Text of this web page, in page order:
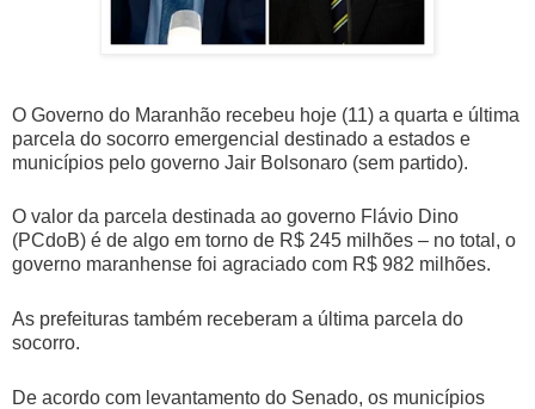
O Governo do Maranhão recebeu hoje (11) a quarta e última
parcela do socorro emergencial destinado a estados e
municípios pelo governo Jair Bolsonaro (sem partido).
O valor da parcela destinada ao governo Flávio Dino
(PCdoB) é de algo em torno de R$ 245 milhões – no total, o
governo maranhense foi agraciado com R$ 982 milhões.
As prefeituras também receberam a última parcela do
socorro.
De acordo com levantamento do Senado, os municípios